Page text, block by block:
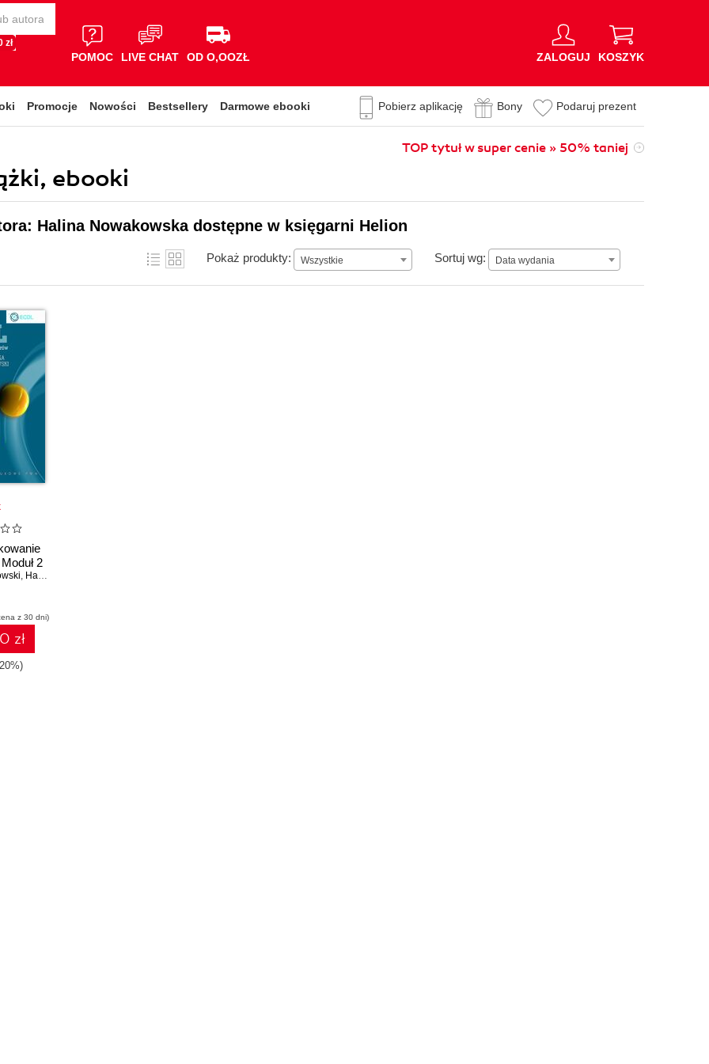
zł
POMOC LIVE CHAT OD O,OOZŁ ZALOGUJ KOSZYK
Promocje Nowości Bestsellery Darmowe ebooki Pobierz aplikację Bony Podaruj prezent
TOP tytuł w super cenie » 50% taniej
ebooki
Halina Nowakowska dostępne w księgarni Helion
Pokaż produkty: Wszystkie Sortuj wg: Data wydania
Data wydania
2
, Halina Nowakowska
z 30 dni)
zł